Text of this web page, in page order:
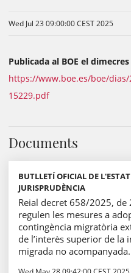
Wed Jul 23 09:00:00 CEST 2025
Publicada al BOE el
https://www.boe.es/boe/dias/
15229.pdf
Documents
BUTLLETÍ OFICIAL DE
JURISPRUDÈNCIA
Reial decret 658/2025,
regulen les mesures a
contingència migratòria
de l’interès superior de la
migrada no acompanyada.